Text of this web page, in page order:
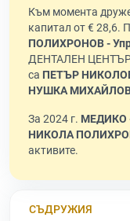
Към момента
капитал от € 28,6.
ПОЛИХРОНОВ -
ДЕНТАЛЕН
са ПЕТЪР
НУШКА
За 2024 г. МЕДИКО
НИКОЛА
активите.
СЪДРУЖИЯ